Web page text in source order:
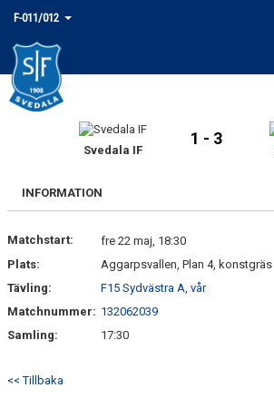
F-011/012
HEM
MATCHER
TRUPPEN
BILDGALLERI
Svedala IF
1 - 3
INFORMATION
Matchstart:
fre 22 maj, 18:30
Plats:
Aggarpsvallen, Plan 4, konstgräs
Tävling:
F15 Sydvästra A, vår
Matchnummer: 132062039
Samling:
17:30
<< Tillbaka